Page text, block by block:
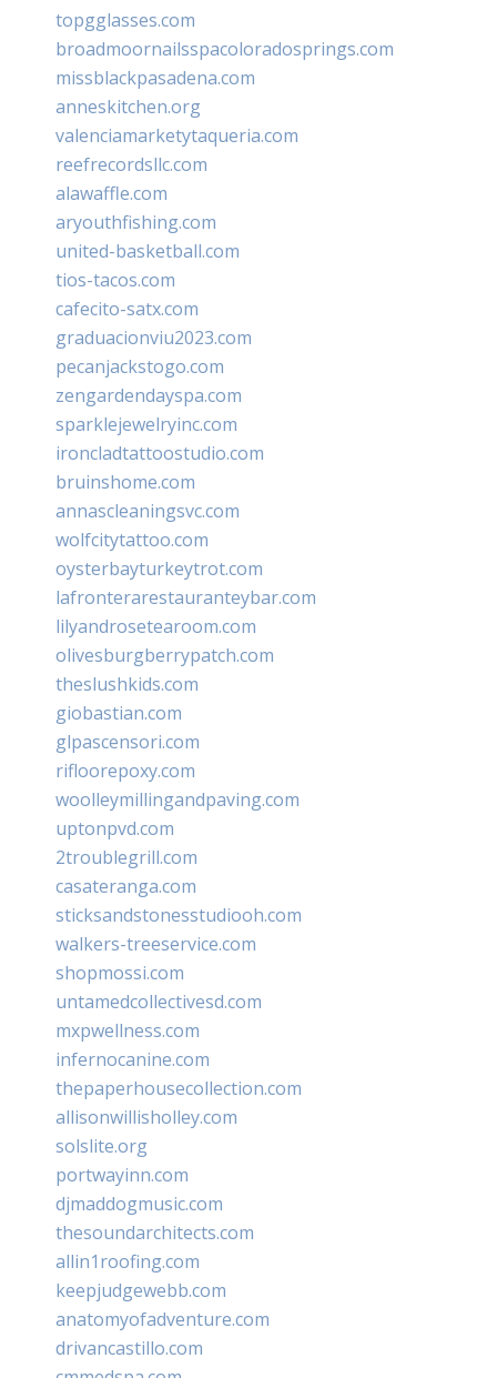
topgglasses.com
broadmoornailsspacoloradosprings.com
missblackpasadena.com
anneskitchen.org
valenciamarketytaqueria.com
reefrecordsllc.com
alawaffle.com
aryouthfishing.com
united-basketball.com
tios-tacos.com
cafecito-satx.com
graduacionviu2023.com
pecanjackstogo.com
zengardendayspa.com
sparklejewelryinc.com
ironcladtattoostudio.com
bruinshome.com
annascleaningsvc.com
wolfcitytattoo.com
oysterbayturkeytrot.com
lafronterarestauranteybar.com
lilyandrosetearoom.com
olivesburgberrypatch.com
theslushkids.com
giobastian.com
glpascensori.com
rifloorepoxy.com
woolleymillingandpaving.com
uptonpvd.com
2troublegrill.com
casateranga.com
sticksandstonesstudiooh.com
walkers-treeservice.com
shopmossi.com
untamedcollectivesd.com
mxpwellness.com
infernocanine.com
thepaperhousecollection.com
allisonwillisholley.com
solslite.org
portwayinn.com
djmaddogmusic.com
thesoundarchitects.com
allin1roofing.com
keepjudgewebb.com
anatomyofadventure.com
drivancastillo.com